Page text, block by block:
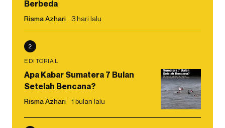
Berbeda
Risma Azhari 3 hari lalu
2
EDITORIAL
Apa Kabar Sumatera 7 Bulan
Setelah Bencana?
Risma Azhari 1 bulan lalu